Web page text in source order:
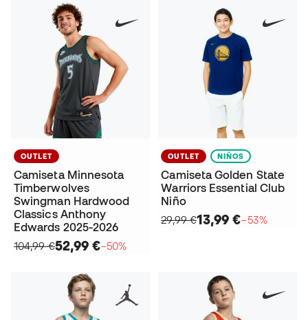
OUTLET
Camiseta Minnesota
Timberwolves
Swingman Hardwood
Classics Anthony
Edwards 2025-2026
104,99 €52,99 €−50%
OUTLET NIÑOS
Camiseta Golden State
Warriors Essential Club
Niño
29,99 €13,99 €−53%